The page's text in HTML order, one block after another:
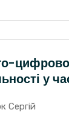
у
Сергій